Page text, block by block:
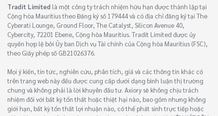
Tradit Limited là một công ty trách nhiệm hữu hạn được thành lập tại
Cộng hòa Mauritius theo Đăng ký số 179444 và có địa chỉ đăng ký tại The
Cyberati Lounge, Ground Floor, The Catalyst, Silicon Avenue 40,
Cybercity, 72201 Ebene, Cộng hòa Mauritius. Tradit Limited được ủy
quyền hợp lệ bởi Ủy ban Dịch vụ Tài chính của Cộng hòa Mauritius (FSC),
theo Giấy phép số GB21026376.
Mọi ý kiến, tin tức, nghiên cứu, phân tích, giá và các thông tin khác có
trên trang web này đều được cung cấp dưới dạng bình luận thị trường
chung và không phải là lời khuyên đầu tư. Axiory sẽ không chịu trách
nhiệm đối với bất kỳ tổn thất hoặc thiệt hại nào, bao gồm nhưng không
giới hạn, bất kỳ tổn thất lợi nhuận nào, có thể phát sinh trực tiếp hoặc